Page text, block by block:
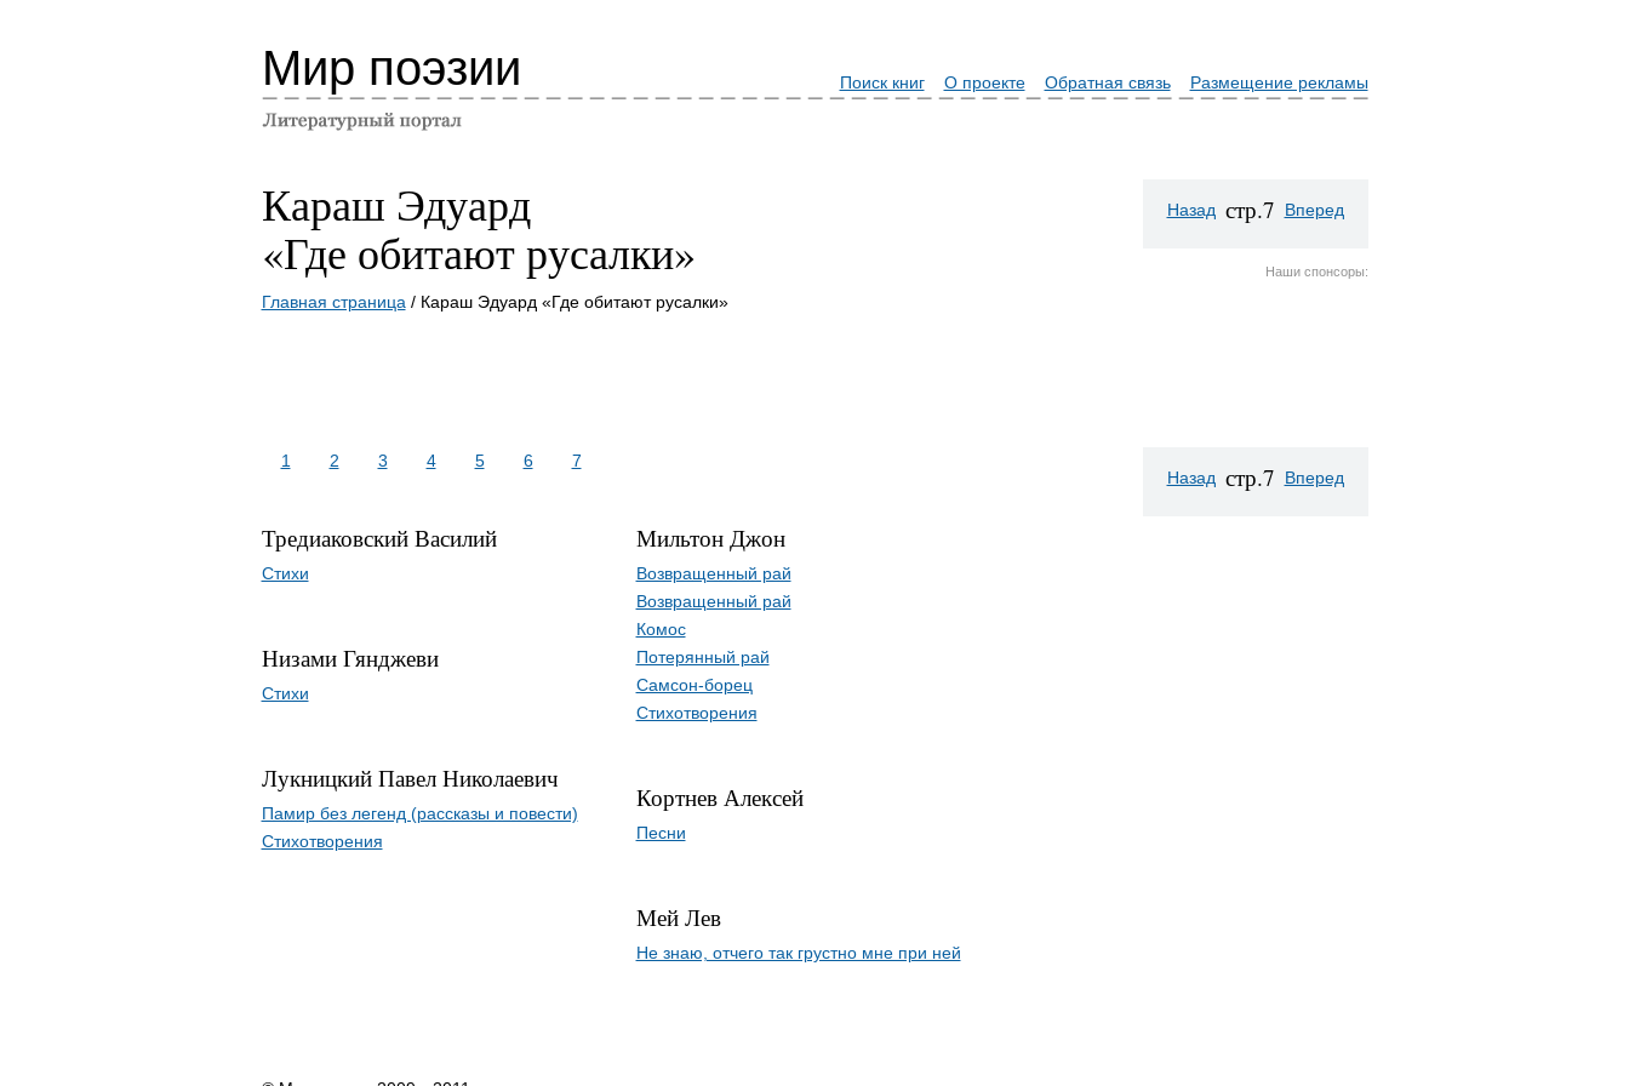
Мир поэзии Поиск книг О проекте Обратная связь Размещение рекламы
Караш Эдуард
«Где обитают русалки»
Главная страница / Караш Эдуард «Где обитают русалки»
Назад стр.7 Вперед
Наши спонсоры:
1 2 3 4 5 6 7
Тредиаковский Василий
Стихи
Низами Гянджеви
Стихи
Лукницкий Павел Николаевич
Памир без легенд (рассказы и повести)
Стихотворения
Мильтон Джон
Возвращенный рай
Возвращенный рай
Комос
Потерянный рай
Самсон-борец
Стихотворения
Кортнев Алексей
Песни
Мей Лев
Не знаю, отчего так грустно мне при ней
Назад стр.7 Вперед